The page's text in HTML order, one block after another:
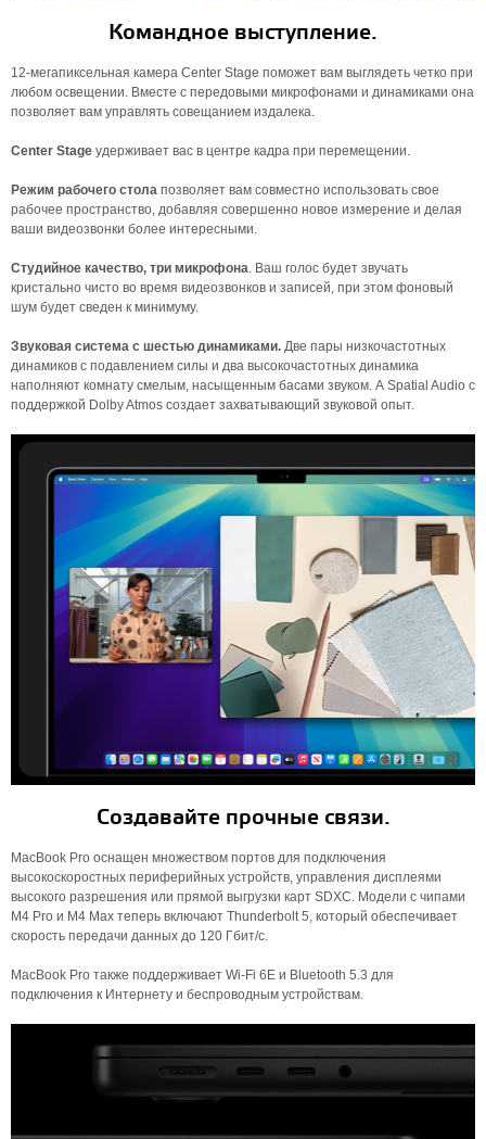
Командное выступление.
12-мегапиксельная камера Center Stage поможет вам выглядеть четко при
любом освещении. Вместе с передовыми микрофонами и динамиками она
позволяет вам управлять совещанием издалека.
Center Stage удерживает вас в центре кадра при перемещении.
Режим рабочего стола позволяет вам совместно использовать свое
рабочее пространство, добавляя совершенно новое измерение и делая
ваши видеозвонки более интересными.
Студийное качество, три микрофона. Ваш голос будет звучать
кристально чисто во время видеозвонков и записей, при этом фоновый
шум будет сведен к минимуму.
Звуковая система с шестью динамиками. Две пары низкочастотных
динамиков с подавлением силы и два высокочастотных динамика
наполняют комнату смелым, насыщенным басами звуком. А Spatial Audio с
поддержкой Dolby Atmos создает захватывающий звуковой опыт.
Создавайте прочные связи.
MacBook Pro оснащен множеством портов для подключения
высокоскоростных периферийных устройств, управления дисплеями
высокого разрешения или прямой выгрузки карт SDXC. Модели с чипами
M4 Pro и M4 Max теперь включают Thunderbolt 5, который обеспечивает
скорость передачи данных до 120 Гбит/с.
MacBook Pro также поддерживает Wi-Fi 6E и Bluetooth 5.3 для
подключения к Интернету и беспроводным устройствам.